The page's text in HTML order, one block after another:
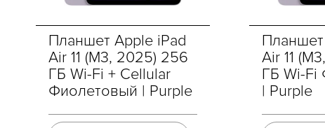
Планшет Apple iPad
Air 11 (M3, 2025) 256
ГБ Wi-Fi + Cellular
Фиолетовый | Purple
Air 11
ГБ Wi-Fi
| Purple